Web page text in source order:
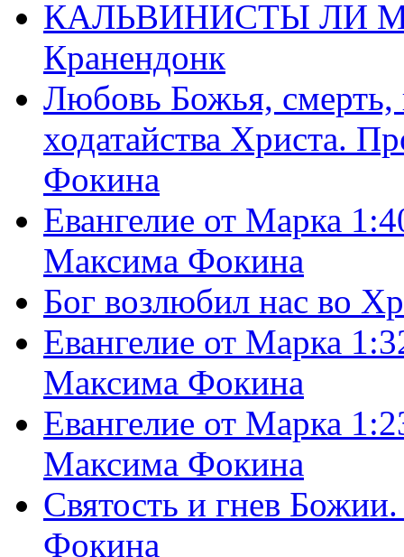
КАЛЬВИНИСТЫ ЛИ
Кранендонк
Любовь Божья, смерть,
ходатайства Христа.
Фокина
Евангелие от Марка
Максима Фокина
Бог возлюбил нас во
Евангелие от Марка
Максима Фокина
Евангелие от Марка
Максима Фокина
Святость и гнев
Фокина